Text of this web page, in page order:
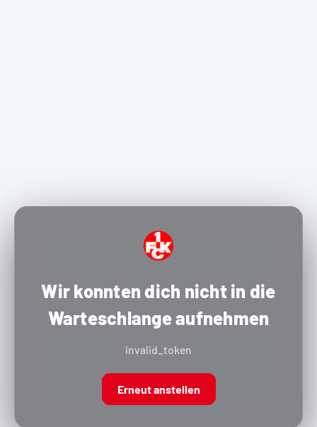
Wir konnten dich nicht in die
Warteschlange aufnehmen
invalid_token
Erneut anstellen